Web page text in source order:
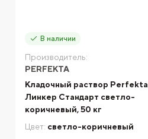
В наличии
Производитель:
PERFEKTA
Кладочный раствор Perfekta
Линкер Стандарт светло-
коричневый, 50 кг
Цвет: светло-коричневый